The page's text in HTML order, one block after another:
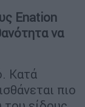
Enation
να
Κατά
πιο